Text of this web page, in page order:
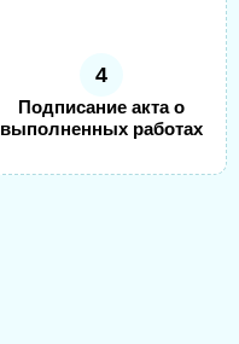
4
Подписание акта о
выполненных работах